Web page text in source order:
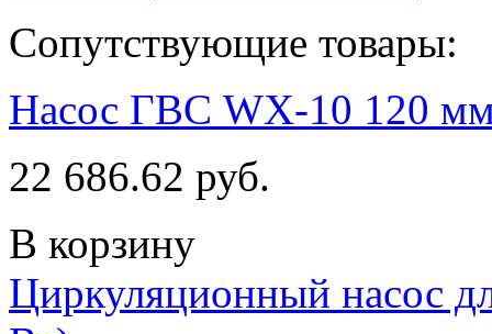
Сопутствующие товары:
Насос ГВС WX-10 120
22 686.62 руб.
В корзину
Циркуляционный насос